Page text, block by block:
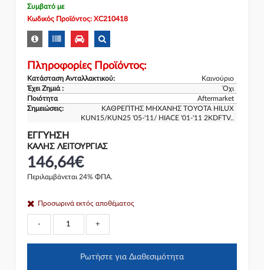
Συμβατό με
Κωδικός Προϊόντος: XC210418
Πληροφορίες Προϊόντος:
Κατάσταση Ανταλλακτικού:
Καινούριο
Έχει Ζημιά :
Όχι
Ποιότητα
Aftermarket
Σημειώσεις:
ΚΑΘΡΕΠΤΗΣ ΜΗΧΑΝΗΣ TOYOTA HILUX
KUN15/KUN25 '05-'11/ HIACE '01-'11 2KDFTV..
ΕΓΓΎΗΣΗ
ΚΑΛΗΣ ΛΕΙΤΟΥΡΓΙΑΣ
146,64€
Περιλαμβάνεται 24% ΦΠΑ.
Προσωρινά εκτός αποθέματος
- +
Ρωτήστε για Διαθεσιμότητα